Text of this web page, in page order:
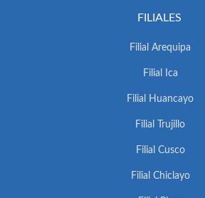
FILIALES
Filial Arequipa
Filial Ica
Filial Huancayo
Filial Trujillo
Filial Cusco
Filial Chiclayo